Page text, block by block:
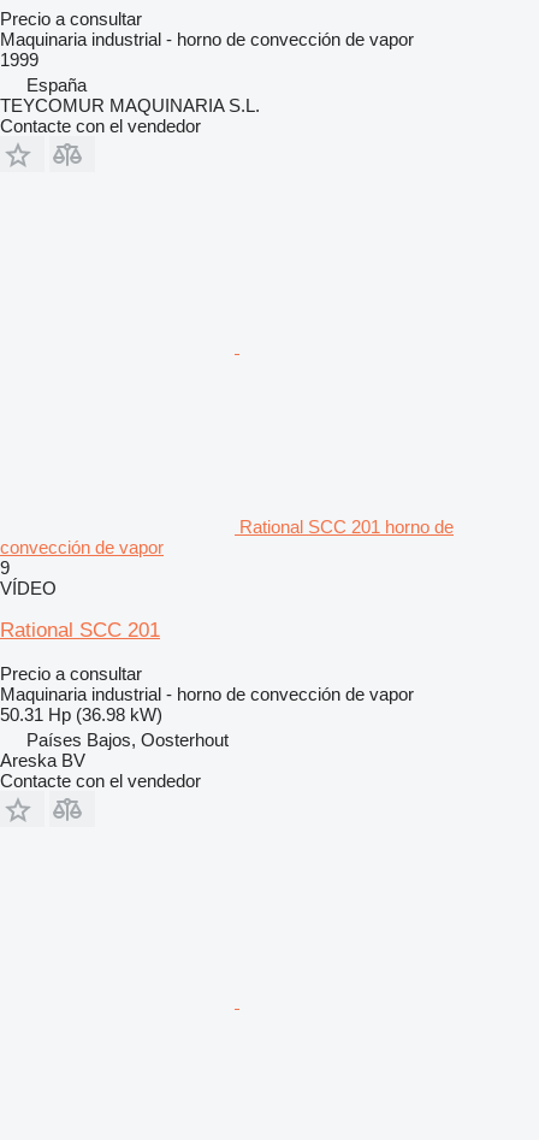
Precio a consultar
Maquinaria industrial - horno de convección de vapor
1999
España
TEYCOMUR MAQUINARIA S.L.
Contacte con el vendedor
Rational SCC 201 horno de
convección de vapor
9
VÍDEO
Rational SCC 201
Precio a consultar
Maquinaria industrial - horno de convección de vapor
50.31 Hp (36.98 kW)
Países Bajos, Oosterhout
Areska BV
Contacte con el vendedor